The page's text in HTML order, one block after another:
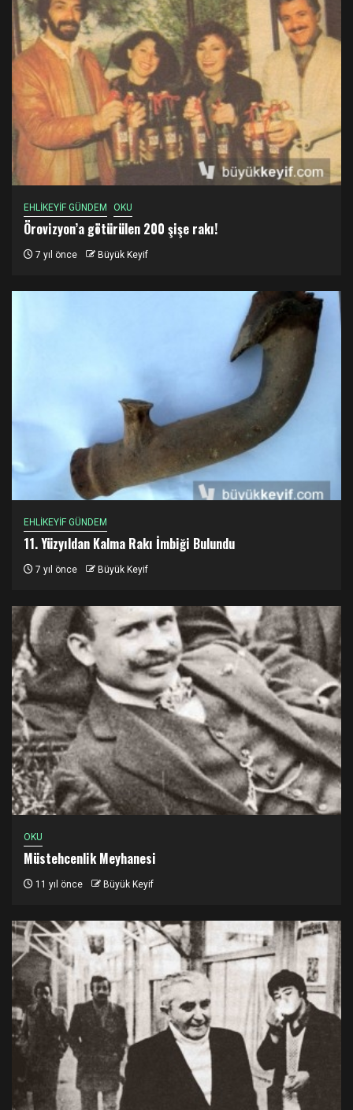
EHLİKEYİF GÜNDEM OKU
Örovizyon’a götürülen 200 şişe rakı!
7 yıl önce Büyük Keyif
EHLİKEYİF GÜNDEM
11. Yüzyıldan Kalma Rakı İmbiği Bulundu
7 yıl önce Büyük Keyif
OKU
Müstehcenlik Meyhanesi
11 yıl önce Büyük Keyif